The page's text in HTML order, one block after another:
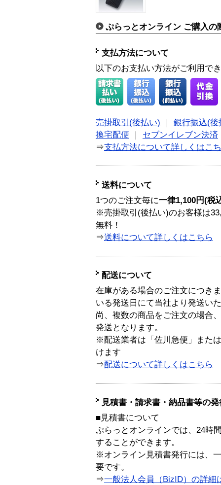
ぷらっとオンライン ご購入の
支払方法について
以下のお支払い方法がご利用で
売掛取引(後払い) ｜ 銀行振込(後
換宅配便 ｜ セブンイレブン決済
⇒支払方法について詳しくはこ
送料について
1つのご注文毎に一律1,100円(税
※売掛取引(後払い)のお客様は
無料！
⇒送料について詳しくはこちら
配送について
在庫がある場合のご注文につき
いる発送日にて当社より発送い
尚、複数の商品をご注文の場合
発送となります。
※配送業者は「佐川急便」また
けます
⇒配送について詳しくはこちら
見積書・請求書・納品書等の
■見積書について
ぷらっとオンラインでは、24時
することができます。
※オンライン見積書発行には、
要です。
⇒一般法人会員（BizID）の詳細